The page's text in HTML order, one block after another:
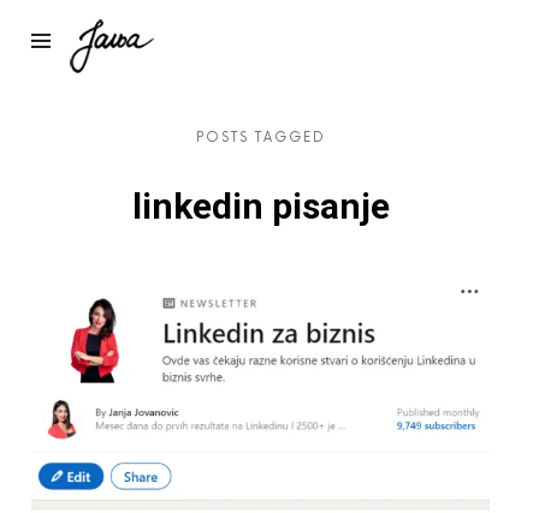
Janja
POSTS TAGGED
linkedin pisanje
Preuzmi dokument